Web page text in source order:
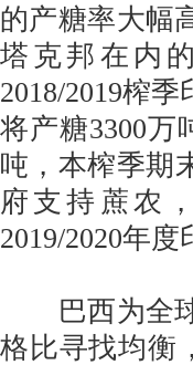
的产糖率大幅
塔克邦在内
2018/2019榨
将产糖3300万
吨，本榨季期
府支持蔗农
2019/2020年
巴西为全球
格比寻找均衡